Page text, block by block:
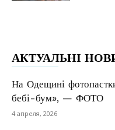
АКТУАЛЬНІ
На Одещині
бебі-бум», — ФОТО
4 апреля, 2026